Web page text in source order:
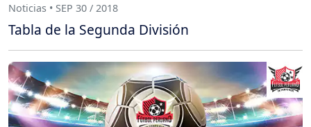
Noticias • SEP 30 / 2018
Tabla de la Segunda División